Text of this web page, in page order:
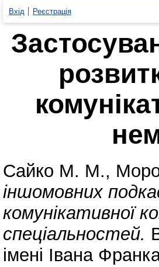
Вхід Реєстрація
Сайко М. М.,
іншомовних
комунікативної
спеціальностей.
імені Івана